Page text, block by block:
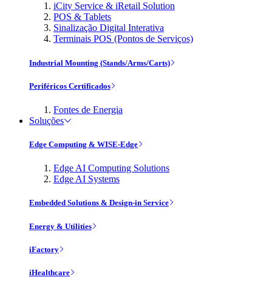
iCity Service & iRetail Solution
POS & Tablets
Sinalização Digital Interativa
Terminais POS (Pontos de Serviços)
Industrial Mounting (Stands/Arms/Carts)
Periféricos Certificados
Fontes de Energia
Soluções
Edge Computing & WISE-Edge
Edge AI Computing Solutions
Edge AI Systems
Embedded Solutions & Design-in Service
Energy & Utilities
iFactory
iHealthcare